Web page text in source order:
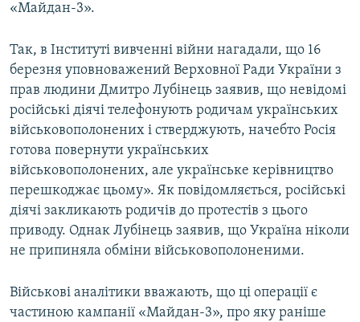
«Майдан-3».
Так, в Інституті вивченні війни нагадали, що 16
березня уповноважений Верховної Ради України з
прав людини Дмитро Лубінець заявив, що невідомі
російські діячі телефонують родичам українських
військовополонених і стверджують, начебто Росія
готова повернути українських
військовополонених, але українське керівництво
перешкоджає цьому». Як повідомляється, російські
діячі закликають родичів до протестів з цього
приводу. Однак Лубінець заявив, що Україна ніколи
не припиняла обміни військовополоненими.
Військові аналітики вважають, що ці операції є
частиною кампанії «Майдан-3», про яку раніше